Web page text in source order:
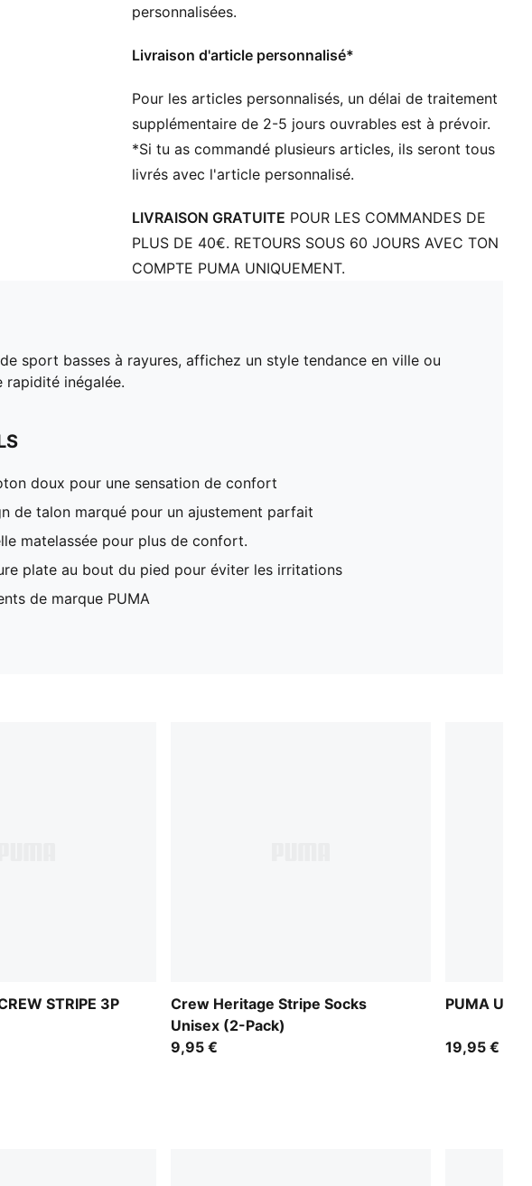
Couture plate au bout du pied pour éviter les
Éléments de marque PUMA
personnalisées.
Livraison d'article personnalisé*
Pour les articles personnalisés, un délai de traitement
supplémentaire de 2-5 jours ouvrables est à prévoir.
*Si tu as commandé plusieurs articles, ils seront tous
livrés avec l'article personnalisé.
LIVRAISON GRATUITE POUR LES COMMANDES DE
PLUS DE 40€. RETOURS SOUS 60 JOURS AVEC TON
COMPTE PUMA UNIQUEMENT.
sport basses à rayures, affichez un style tendance en ville ou
rapidité inégalée.
doux pour une sensation de confort
de talon marqué pour un ajustement parfait
matelassée pour plus de confort.
plate au bout du pied pour éviter les irritations
de marque PUMA
STRIPE 3P
Crew Heritage Stripe Socks
Unisex (2-Pack)
9,95 €
PUMA
19,95 €